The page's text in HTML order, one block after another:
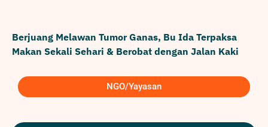
Berjuang Melawan Tumor Ganas, Bu Ida Terpaksa
Makan Sekali Sehari & Berobat dengan Jalan Kaki
NGO/Yayasan